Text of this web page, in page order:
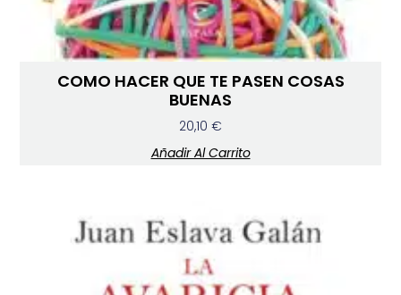
COMO HACER QUE TE PASEN COSAS
BUENAS
20,10 €
Añadir Al Carrito